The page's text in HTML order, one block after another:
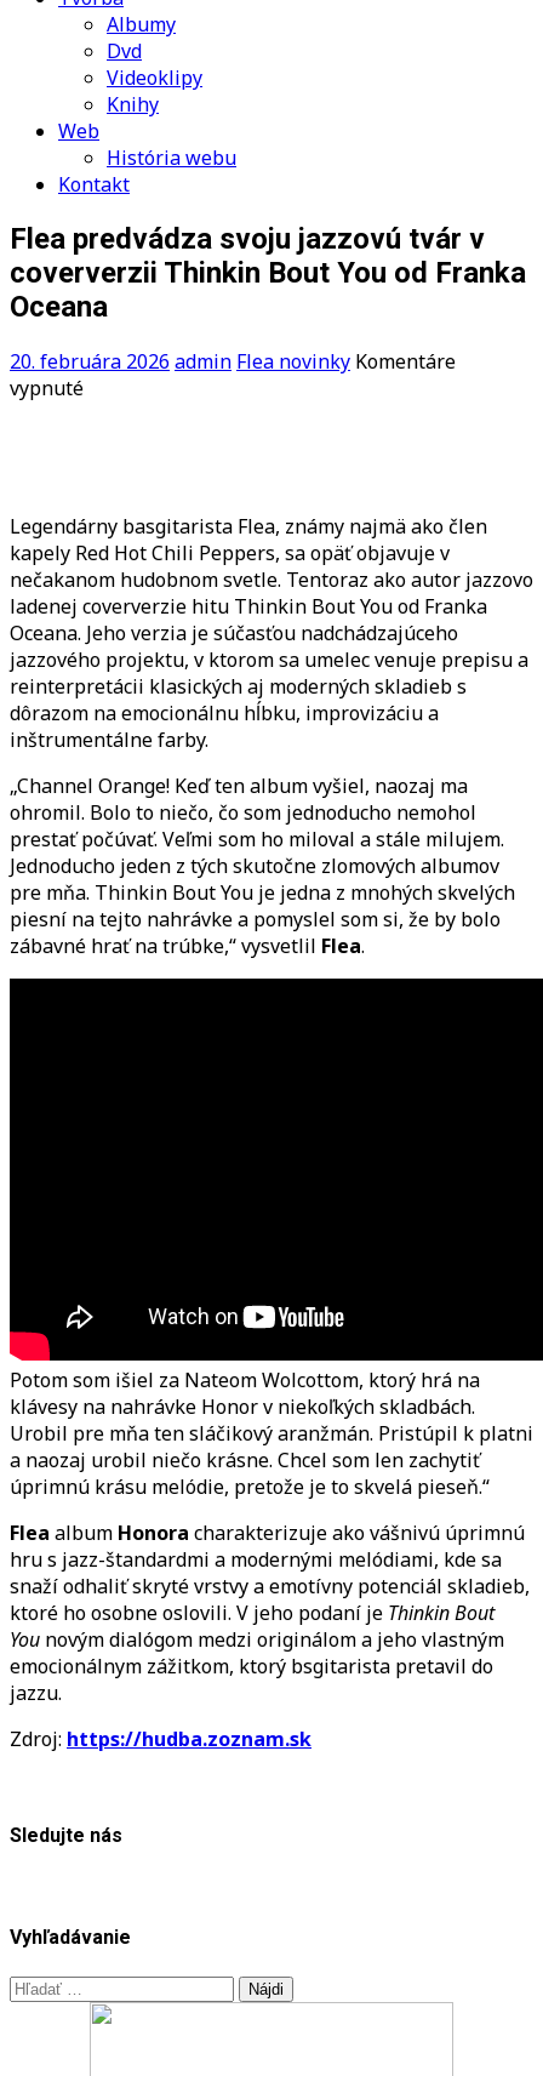
Albumy
Dvd
Videoklipy
Knihy
Web
História webu
Kontakt
Flea predvádza svoju jazzovú tvár v
coververzii Thinkin Bout You od Franka
Oceana
20. februára 2026 admin Flea novinky Komentáre
vypnuténa
tvár
v
coververzii
Thinkin
Bout
You
od
Franka
Oceana
Legendárny basgitarista Flea, známy najmä ako člen
kapely Red Hot Chili Peppers, sa opäť objavuje v
nečakanom hudobnom svetle. Tentoraz ako autor jazzovo
ladenej coververzie hitu Thinkin Bout You od Franka
Oceana. Jeho verzia je súčasťou nadchádzajúceho
jazzového projektu, v ktorom sa umelec venuje prepisu a
reinterpretácii klasických aj moderných skladieb s
dôrazom na emocionálnu hĺbku, improvizáciu a
inštrumentálne farby.
„Channel Orange! Keď ten album vyšiel, naozaj ma
ohromil. Bolo to niečo, čo som jednoducho nemohol
prestať počúvať. Veľmi som ho miloval a stále milujem.
Jednoducho jeden z tých skutočne zlomových albumov
pre mňa. Thinkin Bout You je jedna z mnohých skvelých
piesní na tejto nahrávke a pomyslel som si, že by bolo
zábavné hrať na trúbke,“ vysvetlil Flea.
Potom som išiel za Nateom Wolcottom, ktorý hrá na
klávesy na nahrávke Honor v niekoľkých skladbách.
Urobil pre mňa ten sláčikový aranžmán. Pristúpil k platni
a naozaj urobil niečo krásne. Chcel som len zachytiť
úprimnú krásu melódie, pretože je to skvelá pieseň.“
Flea album Honora charakterizuje ako vášnivú úprimnú
hru s jazz-štandardmi a modernými melódiami, kde sa
snaží odhaliť skryté vrstvy a emotívny potenciál skladieb,
ktoré ho osobne oslovili. V jeho podaní je Thinkin Bout
You novým dialógom medzi originálom a jeho vlastným
emocionálnym zážitkom, ktorý bsgitarista pretavil do
jazzu.
Zdroj: https://hudba.zoznam.sk
Sledujte nás
Vyhľadávanie
Hľadať: